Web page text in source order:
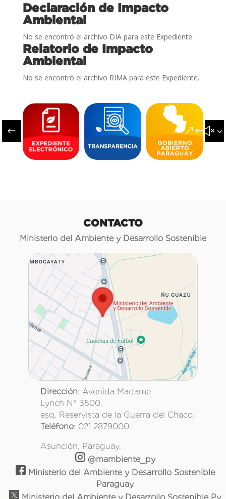
Declaración de Impacto
Ambiental
No se encontró el archivo DIA para este Expediente.
Relatorio de Impacto
Ambiental
No se encontró el archivo RIMA para este Expediente.
#
CONTACTO
Ministerio del Ambiente y Desarrollo Sostenible
Dirección: Avenida Madame
Lynch N° 3500.
esq. Reservista de la Guerra del Chaco.
Teléfono: 021 2879000
Asunción, Paraguay.
@mambiente_py
Ministerio del Ambiente y Desarrollo Sostenible
Paraguay